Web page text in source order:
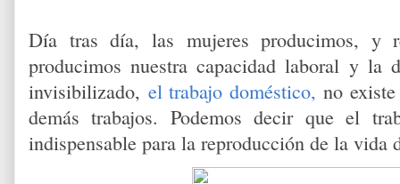
Día tras día, las mujeres producimos, y
producimos nuestra capacidad laboral y la
invisibilizado, el trabajo doméstico, no
demás trabajos. Podemos decir que el
indispensable para la reproducción de la vida